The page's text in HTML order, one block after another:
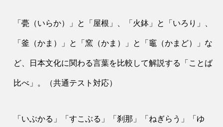
「甍（いらか）」と「屋根」、「火鉢」と「いろり」、
「釜（かま）」と「窯（かま）」と「竈（かまど）」な
ど、日本文化に関わる言葉を比較して解説する「ことば
比べ」。（共通テスト対応）
「いぶかる」「すこぶる」「刹那」「ねぎらう」「ゆ